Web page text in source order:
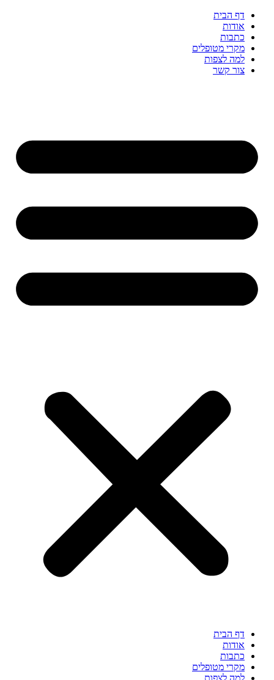
דף הבית
אודות
כתבות
מקרי מטופלים
למה לצפות
צור קשר
דף הבית
אודות
כתבות
מקרי מטופלים
למה לצפות